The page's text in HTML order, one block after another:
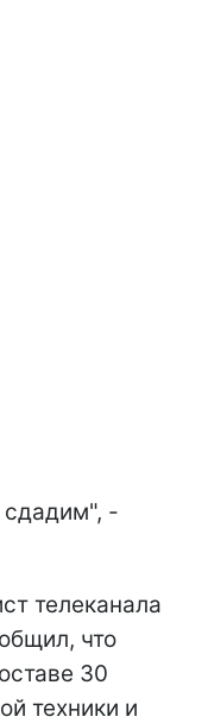
-
телеканала
что
30
техники и